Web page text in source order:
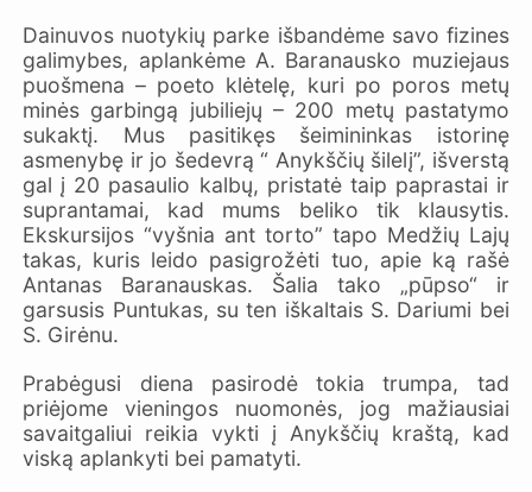
Dainuvos nuotykių parke išbandėme savo fizines
galimybes, aplankėme A. Baranausko muziejaus
puošmena – poeto klėtelę, kuri po poros metų
minės garbingą jubiliejų – 200 metų pastatymo
sukaktį. Mus pasitikęs šeimininkas istorinę
asmenybę ir jo šedevrą “ Anykščių šilelį”, išverstą
gal į 20 pasaulio kalbų, pristatė taip paprastai ir
suprantamai, kad mums beliko tik klausytis.
Ekskursijos “vyšnia ant torto” tapo Medžių Lajų
takas, kuris leido pasigrožėti tuo, apie ką rašė
Antanas Baranauskas. Šalia tako „pūpso“ ir
garsusis Puntukas, su ten iškaltais S. Dariumi bei
S. Girėnu.
Prabėgusi diena pasirodė tokia trumpa, tad
priėjome vieningos nuomonės, jog mažiausiai
savaitgaliui reikia vykti į Anykščių kraštą, kad
viską aplankyti bei pamatyti.